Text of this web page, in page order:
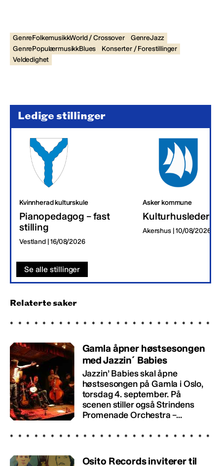
GenreFolkemusikkWorld / Crossover
GenreJazz
GenrePopulærmusikkBlues
Konserter / Forestillinger
Veldedighet
Ledige stillinger
Kvinnherad kulturskule
Pianopedagog – fast
stilling
Vestland | 16/08/2026
Asker kommune
Kulturhusleder
Akershus | 10/08/2026
Se alle stillinger
Relaterte saker
Gamla åpner høstsesongen
med Jazzin´ Babies
Jazzin’ Babies skal åpne
høstsesongen på Gamla i Oslo,
torsdag 4. september. På
scenen stiller også Strindens
Promenade Orchestra –...
Osito Records inviterer til